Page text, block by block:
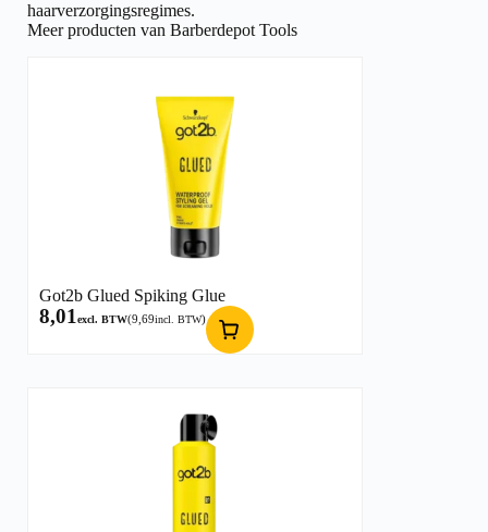
haarverzorgingsregimes.
Meer producten van Barberdepot Tools
Got2b Glued Spiking Glue
8,01 excl. BTW(9,69incl. BTW)